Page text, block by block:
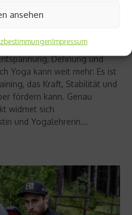
ansehen
Impressum
Buch „Yoga Power“
zum hektischen Alltag
Dehnung und
Yoga kann weit mehr: Es ist
das Kraft, Stabilität und
fördern kann. Genau
widmet sich
und Yogalehrerin...